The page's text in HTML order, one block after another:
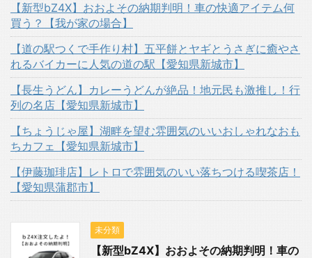
【新型bZ4X】おおよその納期判明！車の快適アイテム何
買う？【我が家の場合】
【道の駅つくで手作り村】五平餅とヤギとうさぎに癒やさ
れるバイカーに人気の道の駅【愛知県新城市】
【長生うどん】カレーうどんが絶品！地元民も激推し！行
列の名店【愛知県新城市】
【ちょうじゃ屋】湖畔を望む雰囲気のいいおしゃれなおも
ちカフェ【愛知県新城市】
【伊藤珈琲店】レトロで雰囲気のいい落ちつける喫茶店！
【愛知県蒲郡市】
未分類
【新型bZ4X】おおよその納期判明！車の